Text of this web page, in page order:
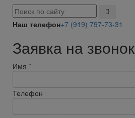
Наш телефон+7 (919) 797-73-31
Заявка на звонок
Имя *
Телефон